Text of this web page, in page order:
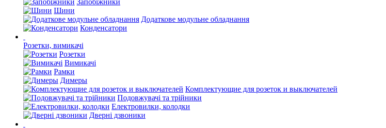
Запобіжники
Шини
Додаткове модульне обладнання
Конденсатори
Розетки, вимикачі
Розетки
Вимикачі
Рамки
Димеры
Комплектующие для розеток и выключателей
Подовжувачі та трійники
Електровилки, колодки
Дверні дзвоники